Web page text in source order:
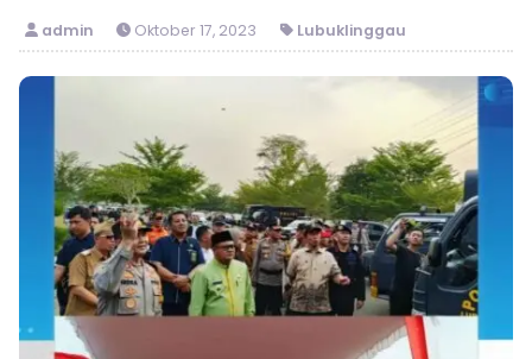
admin Oktober 17, 2023 Lubuklinggau